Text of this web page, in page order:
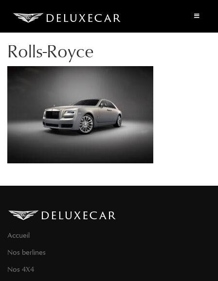
Rolls-Royce
Accueil
Nos berlines
Nos 4X4